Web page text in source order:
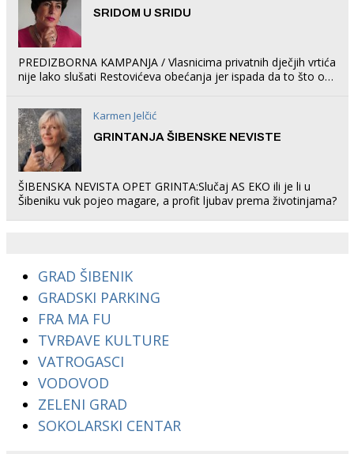
SRIDOM U SRIDU
PREDIZBORNA KAMPANJA / Vlasnicima privatnih dječjih vrtića
nije lako slušati Restovićeva obećanja jer ispada da to što oni
Karmen Jelčić
GRINTANJA ŠIBENSKE NEVISTE
ŠIBENSKA NEVISTA OPET GRINTA:Slučaj AS EKO ili je li u
Šibeniku vuk pojeo magare, a profit ljubav prema životinjama?
GRAD ŠIBENIK
GRADSKI PARKING
FRA MA FU
TVRĐAVE KULTURE
VATROGASCI
VODOVOD
ZELENI GRAD
SOKOLARSKI CENTAR